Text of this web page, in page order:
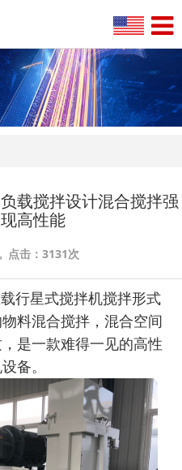
载搅拌设计混合搅拌强
高性能
点击：3131次
行星式搅拌机搅拌形式
物料混合搅拌，混合空间
，是一款难得一见的高性
备。